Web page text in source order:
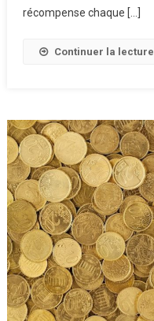
récompense chaque […]
Continuer la lecture